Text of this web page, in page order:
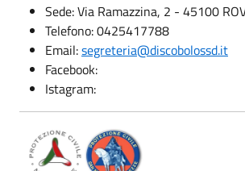
Sede: Via Ramazzina, 2 - 45100
Telefono: 0425417788
Email:segreteria@discobolossd.it
Facebook:
Istagram: